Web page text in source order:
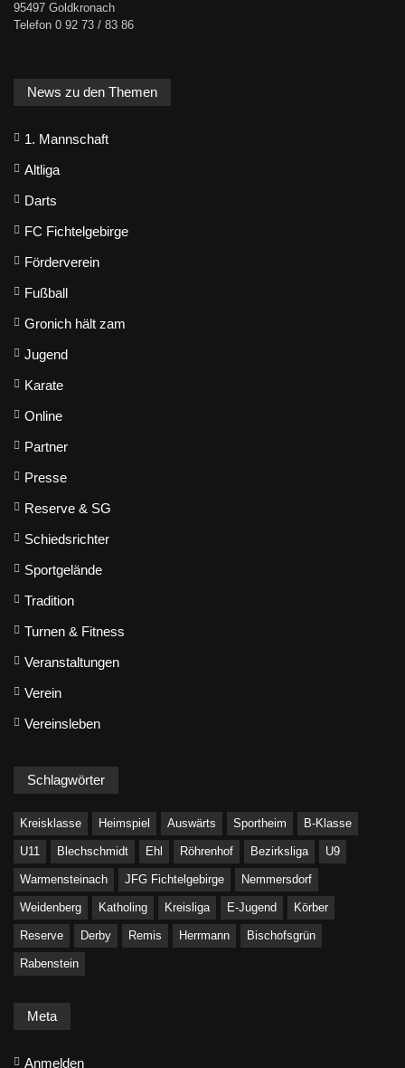
95497 Goldkronach
Telefon 0 92 73 / 83 86
News zu den Themen
1. Mannschaft
Altliga
Darts
FC Fichtelgebirge
Förderverein
Fußball
Gronich hält zam
Jugend
Karate
Online
Partner
Presse
Reserve & SG
Schiedsrichter
Sportgelände
Tradition
Turnen & Fitness
Veranstaltungen
Verein
Vereinsleben
Schlagwörter
Kreisklasse Heimspiel Auswärts Sportheim B-Klasse
U11 Blechschmidt Ehl Röhrenhof Bezirksliga U9
Warmensteinach JFG Fichtelgebirge Nemmersdorf
Weidenberg Katholing Kreisliga E-Jugend Körber
Reserve Derby Remis Herrmann Bischofsgrün
Rabenstein
Meta
Anmelden